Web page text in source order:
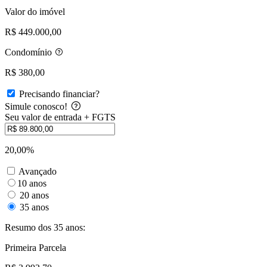
Valor do imóvel
R$ 449.000,00
Condomínio
R$ 380,00
Precisando financiar?
Simule conosco!
Seu valor de entrada + FGTS
20,00%
Avançado
10 anos
20 anos
35 anos
Resumo dos 35 anos:
Primeira Parcela